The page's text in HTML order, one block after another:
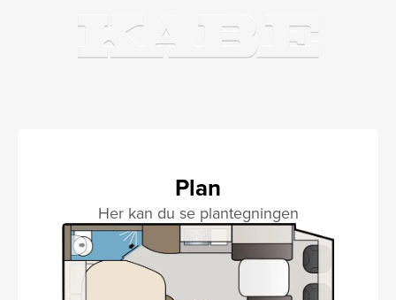
Plan
Her kan du se plantegningen